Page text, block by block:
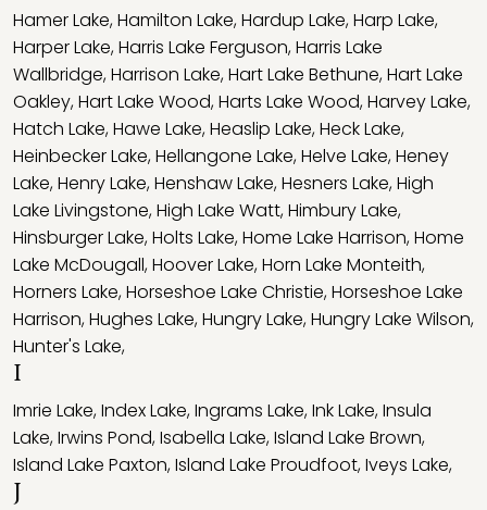
Hamer Lake,Hamilton Lake,Hardup Lake,Harp Lake,
Harper Lake,Harris Lake Ferguson,Harris Lake
Wallbridge,Harrison Lake,Hart Lake Bethune,Hart Lake
Oakley,Hart Lake Wood,Harts Lake Wood,Harvey Lake,
Hatch Lake,Hawe Lake,Heaslip Lake,Heck Lake,
Heinbecker Lake,Hellangone Lake,Helve Lake,Heney
Lake,Henry Lake,Henshaw Lake,Hesners Lake,High
Lake Livingstone,High Lake Watt,Himbury Lake,
Hinsburger Lake,Holts Lake,Home Lake Harrison,Home
Lake McDougall,Hoover Lake,Horn Lake Monteith,
Horners Lake,Horseshoe Lake Christie,Horseshoe Lake
Harrison,Hughes Lake,Hungry Lake,Hungry Lake Wilson,
Hunter's Lake,
I
Imrie Lake,Index Lake,Ingrams Lake,Ink Lake,Insula
Lake,Irwins Pond,Isabella Lake,Island Lake Brown,
Island Lake Paxton,Island Lake Proudfoot,Iveys Lake,
J